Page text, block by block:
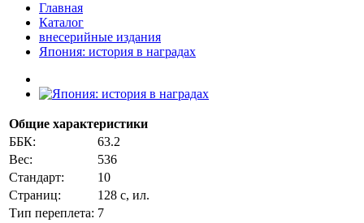
Главная
Каталог
внесерийные издания
Япония: история в наградах
Общие характеристики
ББК:
63.2
Вес:
536
Стандарт:
10
Страниц:
128 с, ил.
Тип переплета: 7